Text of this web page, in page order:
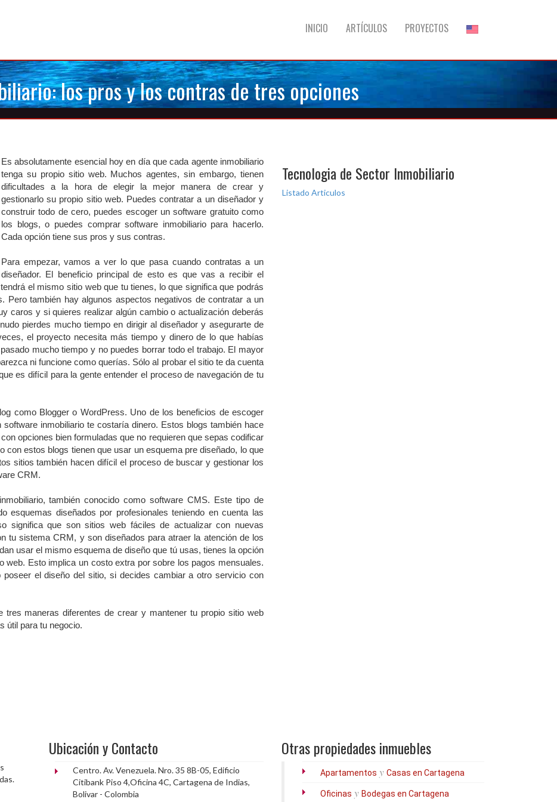
INICIO ARTÍCULOS PROYECTOS
los pros y los contras de tres opciones
Es absolutamente esencial hoy en día que cada agente inmobiliario
tenga su propio sitio web. Muchos agentes, sin embargo, tienen
dificultades a la hora de elegir la mejor manera de crear y
gestionarlo su propio sitio web. Puedes contratar a un diseñador y
construir todo de cero, puedes escoger un software gratuito como
los blogs, o puedes comprar software inmobiliario para hacerlo.
Cada opción tiene sus pros y sus contras.
Para empezar, vamos a ver lo que pasa cuando contratas a un
diseñador. El beneficio principal de esto es que vas a recibir el
el mismo sitio web que tu tienes, lo que significa que podrás
Pero también hay algunos aspectos negativos de contratar a un
caros y si quieres realizar algún cambio o actualización deberás
pierdes mucho tiempo en dirigir al diseñador y asegurarte de
el proyecto necesita más tiempo y dinero de lo que habías
mucho tiempo y no puedes borrar todo el trabajo. El mayor
ni funcione como querías. Sólo al probar el sitio te da cuenta
es difícil para la gente entender el proceso de navegación de tu
como Blogger o WordPress. Uno de los beneficios de escoger
inmobiliario te costaría dinero. Estos blogs también hace
opciones bien formuladas que no requieren que sepas codificar
con estos blogs tienen que usar un esquema pre diseñado, lo que
sitios también hacen difícil el proceso de buscar y gestionar los
CRM.
también conocido como software CMS. Este tipo de
esquemas diseñados por profesionales teniendo en cuenta las
significa que son sitios web fáciles de actualizar con nuevas
tu sistema CRM, y son diseñados para atraer la atención de los
usar el mismo esquema de diseño que tú usas, tienes la opción
web. Esto implica un costo extra por sobre los pagos mensuales.
el diseño del sitio, si decides cambiar a otro servicio con
maneras diferentes de crear y mantener tu propio sitio web
útil para tu negocio.
Tecnologia de Sector Inmobiliario
Listado Articulos
Ubicación y Contacto
Centro. Av. Venezuela. Nro. 35 8B-05, Edificio
Citibank Piso 4,Oficina 4C, Cartagena de Indias,
Bolivar - Colombia
Otras propiedades inmuebles
Apartamentos y Casas en Cartagena
Oficinas y Bodegas en Cartagena